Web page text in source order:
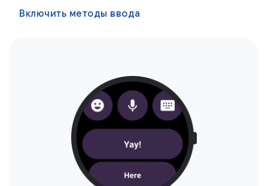
Включить методы ввода